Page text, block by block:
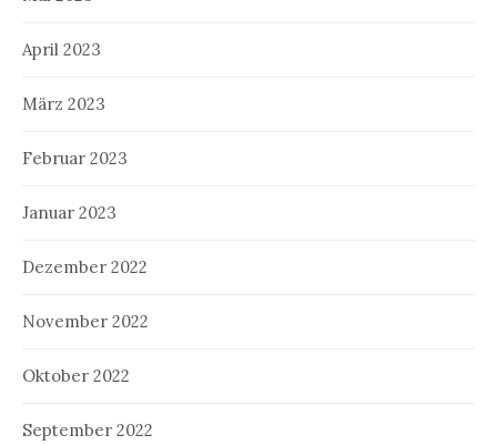
April 2023
März 2023
Februar 2023
Januar 2023
Dezember 2022
November 2022
Oktober 2022
September 2022